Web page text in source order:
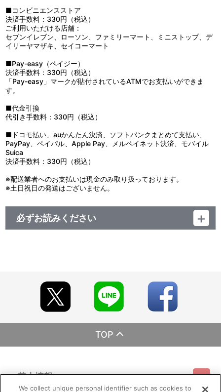
■コンビニエンスストア
決済手数料：330円（税込）
ご利用いただける店舗：
セブンイレブン、ローソン、ファミリーマート、ミニストップ、デ
イリーヤマザキ、セイコーマート
■Pay-easy（ペイジー）
決済手数料：330円（税込）
「Pay-easy」マークが貼付されているATMでお支払いができま
す。
■代金引換
代引き手数料：330円（税込）
■ドコモ払い、auかんたん決済、ソフトバンクまとめて支払い、
PayPay、ペイパル、Apple Pay、メルペイネット決済、モバイル
Suica
決済手数料：330円（税込）
※配送業者へのお支払いは現金のみ取り扱っております。
※土日祝日の発送はございません。
必ずお読みください
TOP
基本情報
We collect unique personal identifier such as cookies to